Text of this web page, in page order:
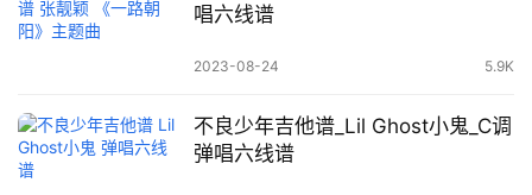
唱六线谱
2023-08-24 5.9K
不良少年吉他谱_Lil Ghost小鬼_C调
弹唱六线谱